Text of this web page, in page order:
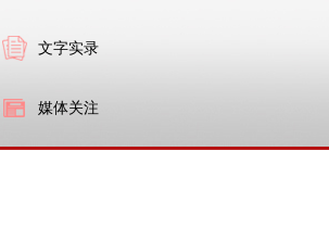
文字实录
媒体关注